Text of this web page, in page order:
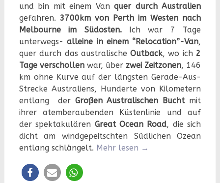
und bin mit einem Vanquer durch Australien
gefahren. 3700km von Perth im Westen nach
Melbourne im Südosten.Ich war 7 Tage
unterwegs-alleine in einem “Relocation”-Van,
quer durch das australischeOutback, wo ich 2
Tage verschollenwar, über zwei Zeitzonen, 146
km ohne Kurve auf der längsten Gerade-Aus-
Strecke Australiens, Hunderte von Kilometern
entlang der Großen Australischen Buchtmit
ihrer atemberaubenden Küstenlinie und auf
der spektakulären Great Ocean Road, die sich
dicht am windgepeitschten Südlichen Ozean
entlang schlängelt. Mehr lesen →